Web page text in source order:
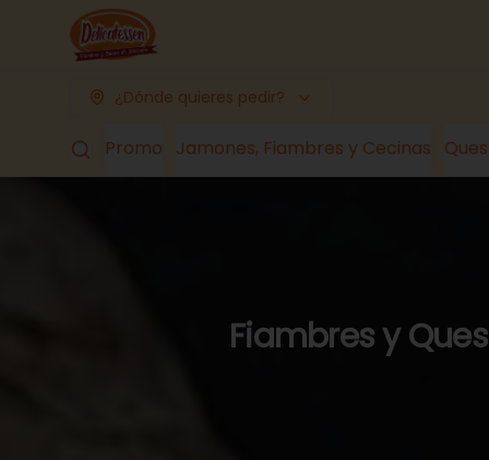
¿Dónde quieres pedir?
Promo Jamones, Fiambres y Cecinas
Fiambres y